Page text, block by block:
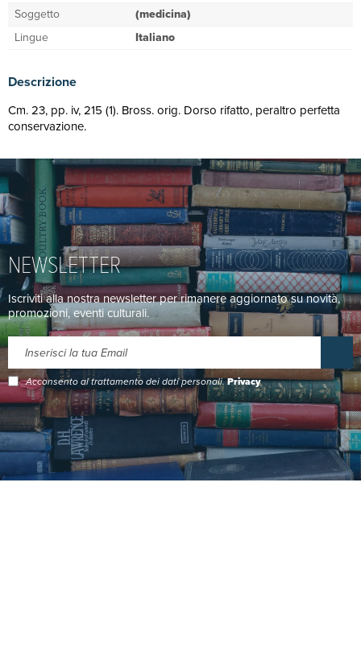
Soggetto
(medicina)
Lingue
Italiano
Descrizione
Cm. 23, pp. iv, 215 (1). Bross. orig. Dorso rifatto, peraltro perfetta
conservazione.
NEWSLETTER
Iscriviti alla nostra newsletter per rimanere aggiornato su novità,
promozioni, eventi culturali.
Acconsento al trattamento dei dati personali.Privacy